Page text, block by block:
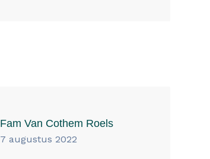
Fam Van Cothem Roels
7 augustus 2022